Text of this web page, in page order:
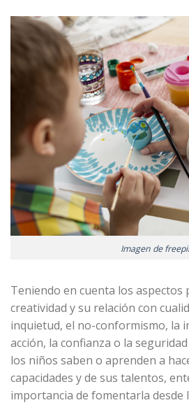
Imagen de
Teniendo en cuenta los aspectos
creatividad y su relación con
inquietud, el no-conformismo, la
acción, la confianza o la
los niños saben o aprenden a
capacidades y de sus talentos,
importancia de fomentarla desde